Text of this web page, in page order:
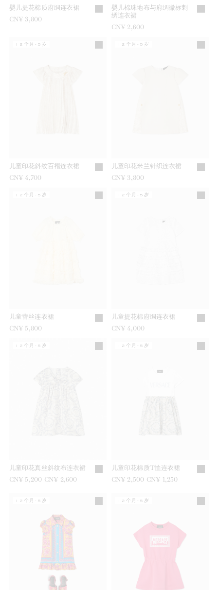
婴儿提花棉质府绸连衣裙
CN¥ 3,800
婴儿棉珠地布与府绸徽标刺
绣连衣裙
CN¥ 2,600
儿童印花斜纹百褶连衣裙
CN¥ 4,700
12个月-5岁
儿童印花米兰针织连衣裙
CN¥ 3,800
12个月-5岁
儿童蕾丝连衣裙
CN¥ 5,800
12个月-5岁
儿童提花棉府绸连衣裙
CN¥ 4,000
12个月-5岁
儿童印花真丝斜纹布连衣裙
之前是
CN¥ 5,200 现在是
CN¥ 2,600
12个月-5岁
儿童印花棉质T恤连衣裙
之前是
CN¥ 2,500 现在是
CN¥ 1,250
12个月-5岁
12个月-5岁 12个月-5岁